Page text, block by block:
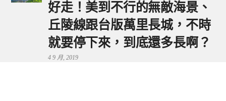
好走！美到不行的無敵海景、
丘陵線跟台版萬里長城，不時
就要停下來，到底還多長啊？
4 9 月, 2019